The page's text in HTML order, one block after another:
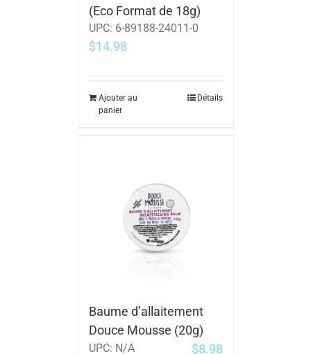
(Eco Format de 18g)
UPC: 6-89188-24011-0
$14.98
Ajouter au
panier
Détails
Baume d’allaitement
Douce Mousse (20g)
UPC: N/A $8.98